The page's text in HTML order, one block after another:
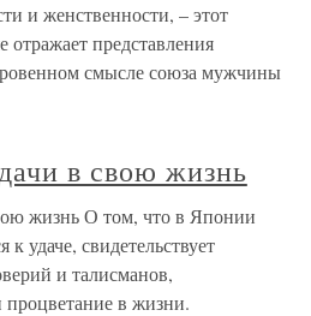
и женственности, – этот
отражает представления
смысле союза мужчины
в свою жизнь
жизнь О том, что в Японии
к удаче, свидетельствует
и талисманов,
в жизни.